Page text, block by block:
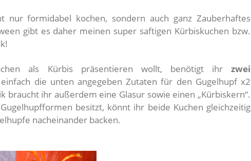
nur formidabel kochen, sondern auch ganz Zauberhaftes
gibt es daher meinen super saftigen Kürbiskuchen bzw.
als Kürbis präsentieren wollt, benötigt ihr zwei
die unten angegeben Zutaten für den Gugelhupf x2
braucht ihr außerdem eine Glasur sowie einen „Kürbiskern“.
besitzt, könnt ihr beide Kuchen gleichzeitig
nacheinander backen.